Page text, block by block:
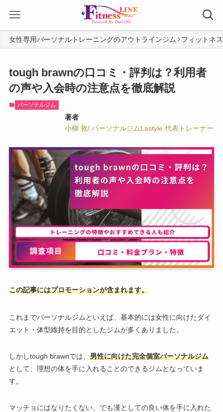
女性専用パーソナルトレーニングのアウトラインジム フィットネ
tough brawnの口コミ・評判は？利用者
の声や入会時の注意点を徹底解説
パーソナルジム
著者
小柳 敦/ パーソナルジムLastyle 代表トレーナー
著者
小柳 敦/ パーソナルジムLastyle 代
表トレーナー
この記事にはプロモーションが含まれます。
これまでパーソナルジムといえば、基本的には女性に向けたダイ
エット・体型維持を目的としたジムが多くありました。
しかしtough brawnでは、 男性に向けた完全個室パーソナルジム
として、理想の体を手に入れることのできるジムとなっていま
す。
マッチョにはなりたくない、でも漢としての良い体を手に入れた